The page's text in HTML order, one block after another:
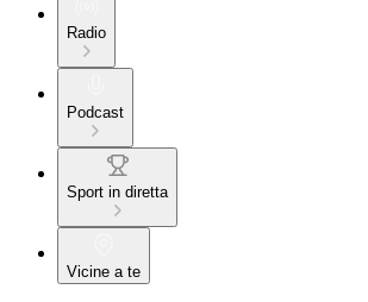
Radio
Podcast
Sport in diretta
Vicine a te